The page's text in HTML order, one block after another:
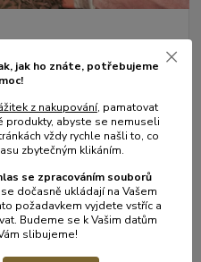
jak ho znáte, potřebujeme
z nakupování, pamatovat
produkty, abyste se nemuseli
vždy rychle našli to, co
zbytečným klikáním.
se zpracováním souborů
dočasně ukládají na Vašem
požadavkem vyjdete vstříc a
Budeme se k Vašim datům
slibujeme!